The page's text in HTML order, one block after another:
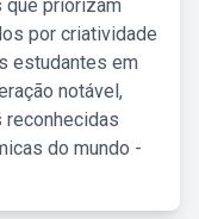
priorizam
por criatividade
estudantes em
notável,
reconhecidas
do mundo -